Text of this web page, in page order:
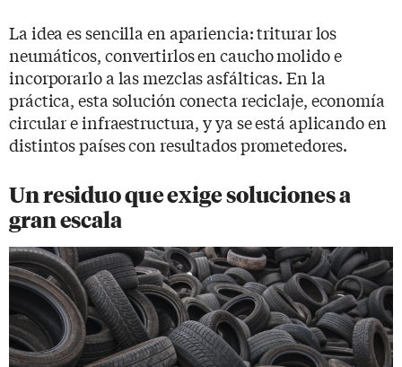
La idea es sencilla en apariencia: triturar los
neumáticos, convertirlos en caucho molido e
incorporarlo a las mezclas asfálticas. En la
práctica, esta solución conecta reciclaje, economía
circular e infraestructura, y ya se está aplicando en
distintos países con resultados prometedores.
Un residuo que exige soluciones a
gran escala